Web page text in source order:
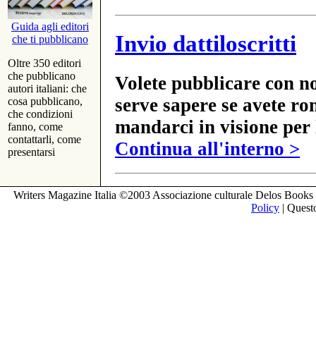
Guida agli editori
che ti pubblicano
Oltre 350 editori
che pubblicano
autori italiani: che
cosa pubblicano,
che condizioni
fanno, come
contattarli, come
presentarsi
Invio dattiloscritti
Volete pubblicare con
serve sapere se avete
mandarci in visione
Continua all'interno >
Writers Magazine Italia ©2003 Associazione culturale Delos
Policy |